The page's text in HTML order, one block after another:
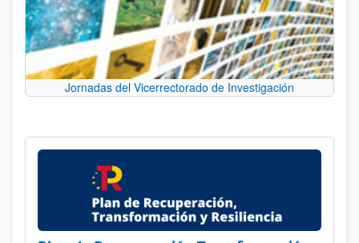
Jornadas del Vicerrectorado de Investigación